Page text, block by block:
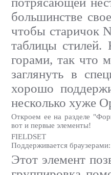
большинстве
чтобы старичок
таблицы стилей.
горами, так что
заглянуть в
хорошо
несколько хуже
Откроем ее на разделе
вот и первые элементы!
FIELDSET
Поддерживается
Этот элемент